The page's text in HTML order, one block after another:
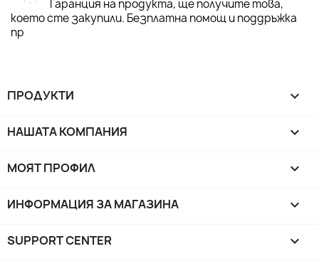
Гаранция на продукта, ще получите това,
което сте закупили. Безплатна помощ и поддръжка
пр
ПРОДУКТИ 
НАШАТА КОМПАНИЯ 
МОЯТ ПРОФИЛ 
ИНФОРМАЦИЯ ЗА МАГАЗИНА keyboard_arrow_down
SUPPORT CENTER 